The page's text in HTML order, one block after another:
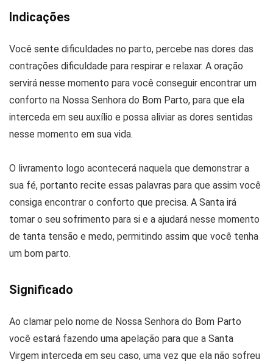
Indicações
Você sente dificuldades no parto, percebe nas dores das
contrações dificuldade para respirar e relaxar. A oração
servirá nesse momento para você conseguir encontrar um
conforto na Nossa Senhora do Bom Parto, para que ela
interceda em seu auxílio e possa aliviar as dores sentidas
nesse momento em sua vida.
O livramento logo acontecerá naquela que demonstrar a
sua fé, portanto recite essas palavras para que assim você
consiga encontrar o conforto que precisa. A Santa irá
tomar o seu sofrimento para si e a ajudará nesse momento
de tanta tensão e medo, permitindo assim que você tenha
um bom parto.
Significado
Ao clamar pelo nome de Nossa Senhora do Bom Parto
você estará fazendo uma apelação para que a Santa
Virgem interceda em seu caso, uma vez que ela não sofreu